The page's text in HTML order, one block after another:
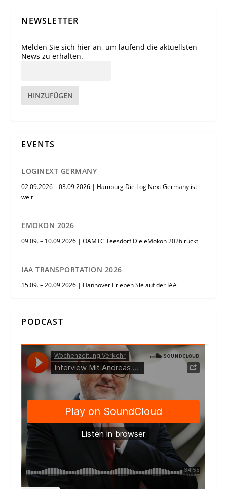
NEWSLETTER
Melden Sie sich hier an, um laufend die aktuellsten
News zu erhalten.
HINZUFÜGEN
EVENTS
LOGINEXT GERMANY
02.09.2026 – 03.09.2026 | Hamburg Die LogiNext Germany ist
weit
EMOKON 2026
09.09. – 10.09.2026 | ÖAMTC Teesdorf Die eMokon 2026 rückt
IAA TRANSPORTATION 2026
15.09. – 20.09.2026 | Hannover Erleben Sie auf der IAA
PODCAST